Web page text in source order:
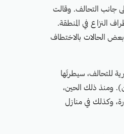
جانب التحالف. وقالت
النزاع في المنطقة.
الحالات بالاختطاف
للتحالف، سيطرتَها
ومنذ ذلك الحين،
وكذلك في منازل